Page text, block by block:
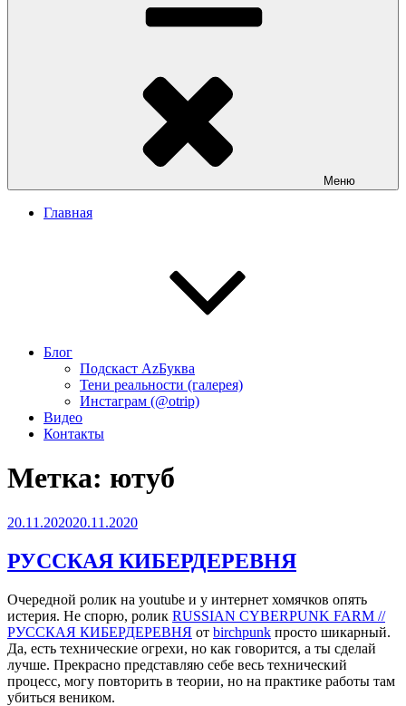
Меню
Главная
Блог
Подскаст АzБуква
Тени реальности (галерея)
Инстаграм (@otrip)
Видео
Контакты
Метка: ютуб
Опубликовано
20.11.202020.11.2020
РУССКАЯ КИБЕРДЕРЕВНЯ
Очередной ролик на youtube и у интернет хомячков опять
истерия. Не спорю, ролик RUSSIAN CYBERPUNK FARM //
РУССКАЯ КИБЕРДЕРЕВНЯ от birchpunk просто шикарный.
Да, есть технические огрехи, но как говорится, а ты сделай
лучше. Прекрасно представляю себе весь технический
процесс, могу повторить в теории, но на практике работы там
убиться веником.